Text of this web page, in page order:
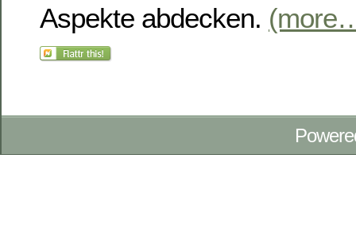
Aspekte abdecken.